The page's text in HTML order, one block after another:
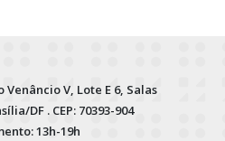
Venâncio V, Lote E 6, Salas
DF . CEP: 70393-904
13h-19h